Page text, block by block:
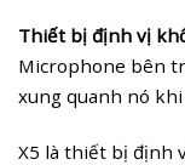
Thiết bị định vị
Microphone bên
xung quanh nó
X5 là thiết bị định